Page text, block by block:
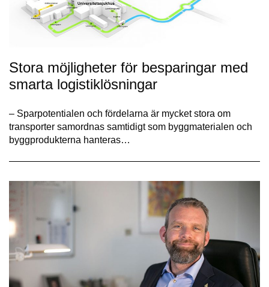
Stora möjligheter för besparingar med
smarta logistiklösningar
– Sparpotentialen och fördelarna är mycket stora om
transporter samordnas samtidigt som byggmaterialen och
byggprodukterna hanteras…